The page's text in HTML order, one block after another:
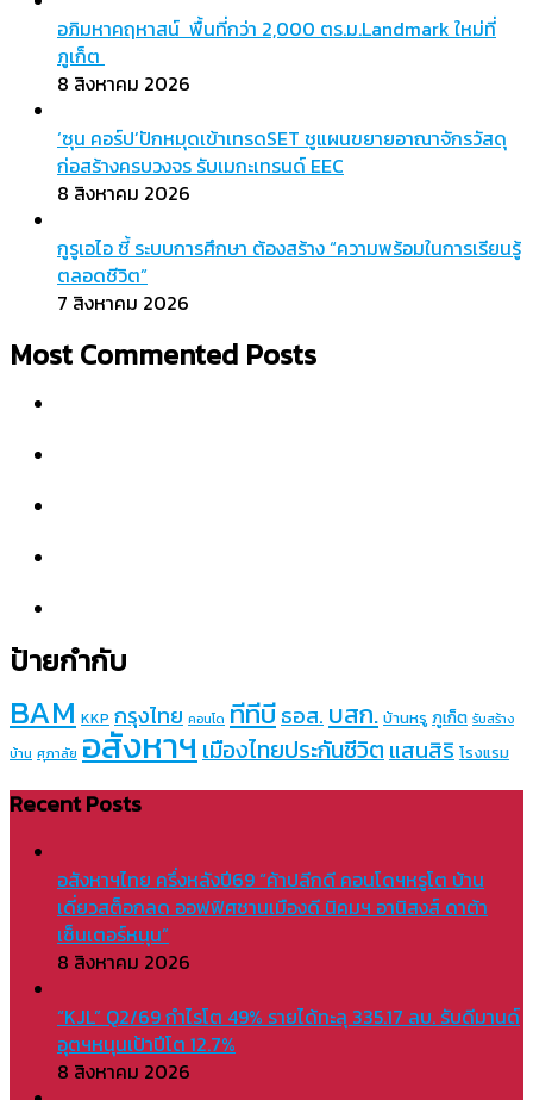
อภิมหาคฤหาสน์ พื้นที่กว่า 2,000 ตร.ม.Landmark ใหม่ที่
ภูเก็ต
8 สิงหาคม 2026
‘ซุน คอร์ป’ปักหมุดเข้าเทรดSET ชูแผนขยายอาณาจักรวัสดุ
ก่อสร้างครบวงจร รับเมกะเทรนด์ EEC
8 สิงหาคม 2026
กูรูเอไอ ชี้ ระบบการศึกษา ต้องสร้าง “ความพร้อมในการเรียนรู้
ตลอดชีวิต”
7 สิงหาคม 2026
Most Commented Posts
ป้ายกำกับ
BAM KKP กรุงไทย คอนโด ทีทีบีธอส. บสก. บ้านหรู ภูเก็ต รับสร้าง
บ้าน ศุภาลัย อสังหาฯเมืองไทยประกันชีวิต แสนสิริ โรงแรม
Recent Posts
อสังหาฯไทย ครึ่งหลังปี69 “ค้าปลีกดี คอนโดฯหรูโต บ้าน
เดี่ยวสต็อกลด ออฟฟิศชานเมืองดี นิคมฯ อานิสงส์ ดาต้า
เซ็นเตอร์หนุน”
8 สิงหาคม 2026
“KJL” Q2/69 กำไรโต 49% รายได้ทะลุ 335.17 ลบ. รับดีมานด์
อุตฯหนุนเป้าปีโต 12.7%
8 สิงหาคม 2026